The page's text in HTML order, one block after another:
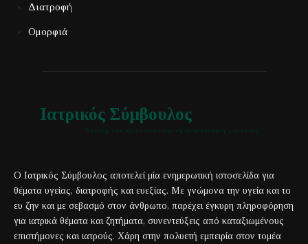
Διατροφή
Ομορφιά
Ιατρικός Σύμβουλος
Ο Ιατρικός Σύμβουλος αποτελεί μία ενημερωτική ιστοσελίδα για
θέματα υγείας, διατροφής και ευεξίας. Με γνώμονα την υγεία και το
ευ ζην και με σεβασμό στον άνθρωπο, παρέχει έγκυρη πληροφόρηση
για ιατρικά θέματα και ζητήματα, συνεντεύξεις από καταξιωμένους
επιστήμονες και ιατρούς. Χάρη στην πολυετή εμπειρία στον τομέα